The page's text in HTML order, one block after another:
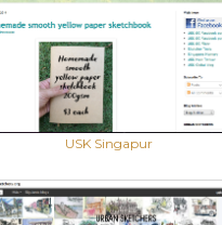
USK Singapur